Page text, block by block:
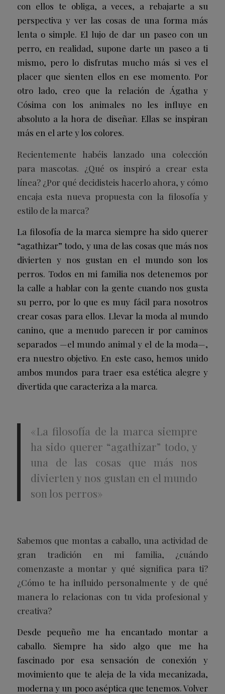
con ellos te obliga, a veces, a rebajarte a su
perspectiva y ver las cosas de una forma más
lenta o simple. El lujo de dar un paseo con un
perro, en realidad, supone darte un paseo a ti
mismo, pero lo disfrutas mucho más si ves el
placer que sienten ellos en ese momento. Por
otro lado, creo que la relación de Ágatha y
Cósima con los animales no les influye en
absoluto a la hora de diseñar. Ellas se inspiran
más en el arte y los colores.
Recientemente habéis lanzado una colección
para mascotas. ¿Qué os inspiró a crear esta
línea? ¿Por qué decidisteis hacerlo ahora, y cómo
encaja esta nueva propuesta con la filosofía y
estilo de la marca?
La filosofía de la marca siempre ha sido querer
“agathizar” todo, y una de las cosas que más nos
divierten y nos gustan en el mundo son los
perros. Todos en mi familia nos detenemos por
la calle a hablar con la gente cuando nos gusta
su perro, por lo que es muy fácil para nosotros
crear cosas para ellos. Llevar la moda al mundo
canino, que a menudo parecen ir por caminos
separados —el mundo animal y el de la moda—,
era nuestro objetivo. En este caso, hemos unido
ambos mundos para traer esa estética alegre y
divertida que caracteriza a la marca.
«La filosofía de la marca siempre
ha sido querer “agathizar” todo, y
una de las cosas que más nos
divierten y nos gustan en el mundo
son los perros»
Sabemos que montas a caballo, una actividad de
gran tradición en mi familia, ¿cuándo
comenzaste a montar y qué significa para ti?
¿Cómo te ha influido personalmente y de qué
manera lo relacionas con tu vida profesional y
creativa?
Desde pequeño me ha encantado montar a
caballo. Siempre ha sido algo que me ha
fascinado por esa sensación de conexión y
movimiento que te aleja de la vida mecanizada,
moderna y un poco aséptica que tenemos. Volver